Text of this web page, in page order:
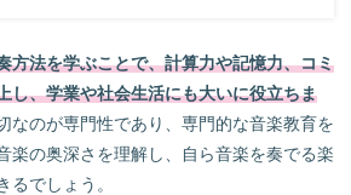
方法を学ぶことで、計算力や記憶力、コミ
し、学業や社会生活にも大いに役立ちま
なのが専門性であり、専門的な音楽教育を
楽の奥深さを理解し、自ら音楽を奏でる楽
るでしょう。